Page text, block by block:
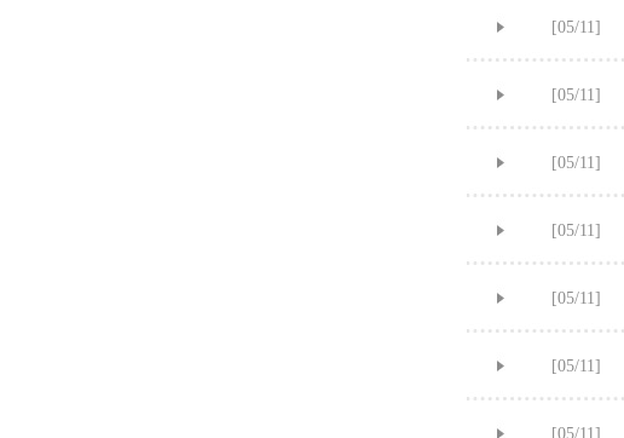
[05/11]
[05/11]
[05/11]
[05/11]
[05/11]
[05/11]
[05/11]